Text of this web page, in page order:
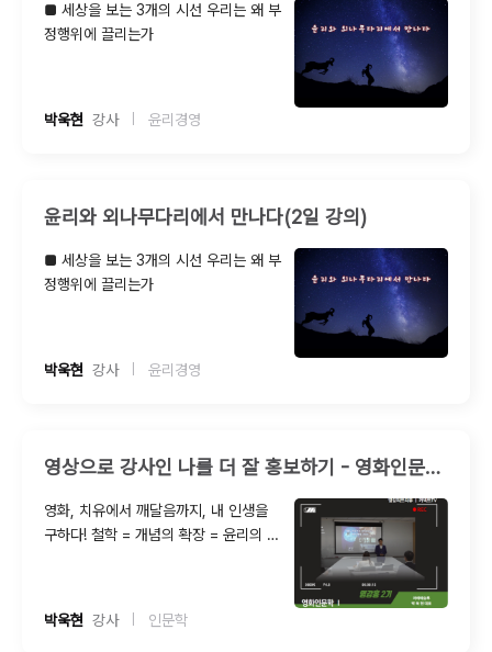
■ 세상을 보는 3개의 시선 우리는 왜 부
정행위에 끌리는가
박욱현 강사 윤리경영
윤리와 외나무다리에서 만나다(2일 강의)
■ 세상을 보는 3개의 시선 우리는 왜 부
정행위에 끌리는가
박욱현 강사 윤리경영
영상으로 강사인 나를 더 잘 홍보하기 - 영화인문학 Ⅰ
영화, 치유에서 깨달음까지, 내 인생을
구하다! 철학 = 개념의 확장 = 윤리의 확
대한 근본원리와 삶의 본질을 연구하는
박욱현 강사 인문학